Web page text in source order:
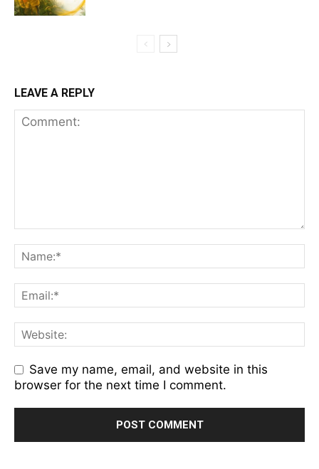
LEAVE A REPLY
Save my name, email, and website in this
browser for the next time I comment.